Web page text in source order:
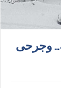
وجرحى